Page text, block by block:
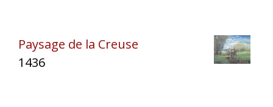
Paysage de la Creuse
1436